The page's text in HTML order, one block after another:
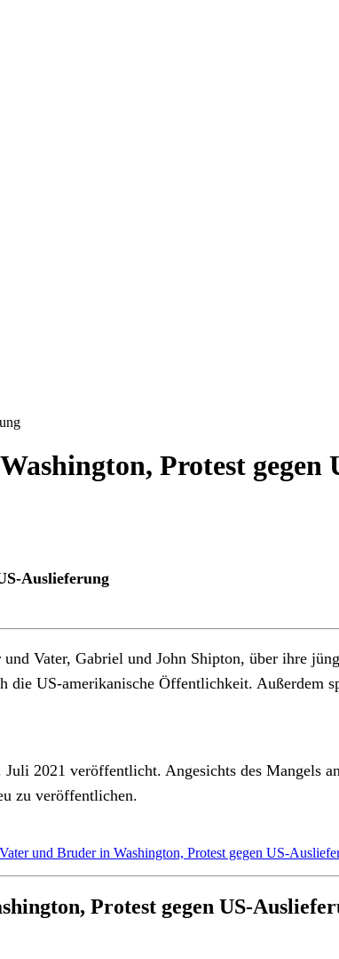
Protest gegen
Auslieferung
Vater, Gabriel und John Shipton, über ihre
die US-amerikanische Öffentlichkeit. Außerdem
2021 veröffentlicht. Angesichts des Mangels
zu veröffentlichen.
und Bruder in Washington, Protest gegen US-
Protest gegen US-